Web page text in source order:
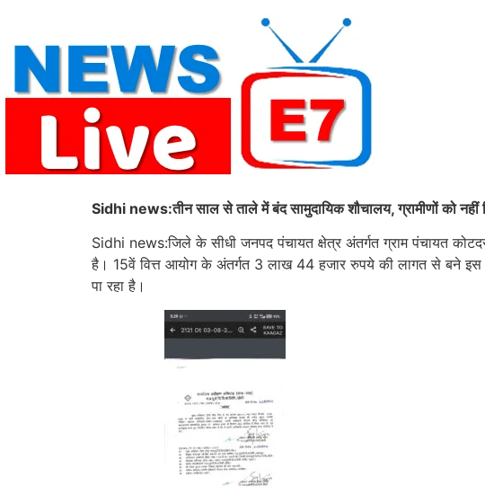
content
Sidhi news:तीन साल से ताले में बंद सामुदायिक शौचालय, ग्रामीणों को नहीं
Sidhi news:जिले के सीधी जनपद पंचायत क्षेत्र अंतर्गत ग्राम पंचायत
है। 15वें वित्त आयोग के अंतर्गत 3 लाख 44 हजार रुपये की लागत से बने इस
पा रहा है।